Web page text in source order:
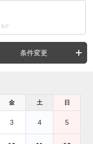
など
条件変更
金 土 日
3 4 5